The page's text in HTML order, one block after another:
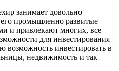
занимает довольно
промышленно развитые
и привлекают многих, все
для инвестирования
возможность инвестировать в
недвижимость и так